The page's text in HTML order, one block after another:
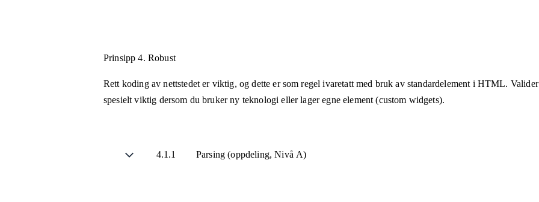
Prinsipp 4. Robust
Rett koding av nettstedet er viktig, og dette er som regel ivaretatt med bruk av standardelement i HTML.
spesielt viktig dersom du bruker ny teknologi eller lager egne element (custom widgets).
4.1.1 Parsing (oppdeling, Nivå A)